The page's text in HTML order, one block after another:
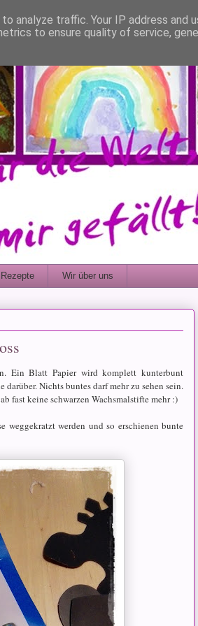
Rezepte Wir über uns
Ein Blatt Papier wird komplett kunterbunt
Nichts buntes darf mehr zu sehen sein.
fast keine schwarzen Wachsmalstifte mehr :)
weggekratzt werden und so erschienen bunte
analyze traffic. Your IP address and
to ensure quality of service,